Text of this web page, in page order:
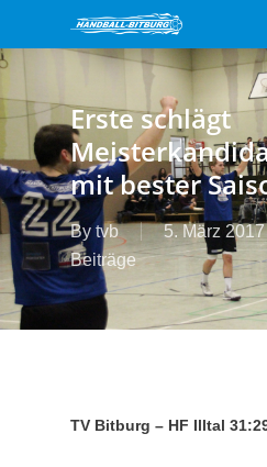
main
content
Erste schlägt
mit bester
By tvb 5. März 2017
Beiträge
TV Bitburg – HF Illtal